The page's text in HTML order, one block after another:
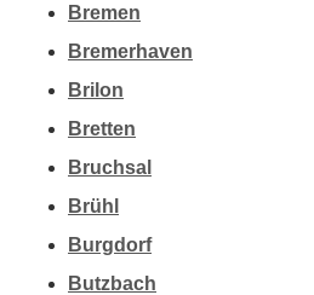
Bremen
Bremerhaven
Brilon
Bretten
Bruchsal
Brühl
Burgdorf
Butzbach